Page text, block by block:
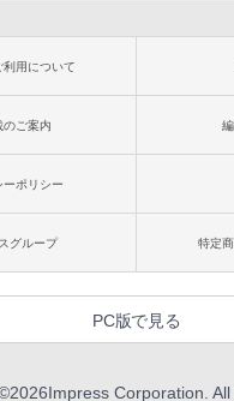
用について
のご案内
ーポリシー
グループ 特定
PC版で見る
2026Impress Corporation.